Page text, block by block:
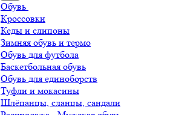
Обувь
Кроссовки
Кеды и слипоны
Зимняя обувь и термо
Обувь для футбола
Баскетбольная обувь
Обувь для единоборств
Туфли и мокасины
Шлёпанцы, сланцы, сандали